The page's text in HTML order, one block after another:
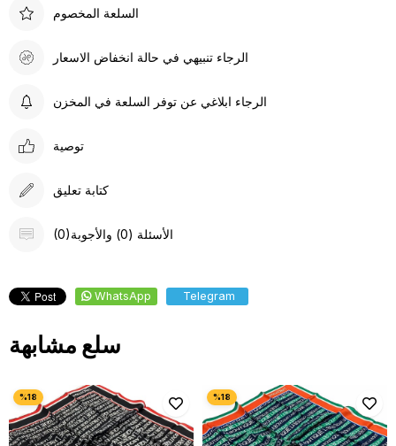
السلعة المخصوم
الرجاء تنبيهي في حالة انخفاض الاسعار
الرجاء ابلاغي عن توفر السلعة في المخزن
توصية
كتابة تعليق
(0)الأسئلة (0) والأجوبة
WhatsApp Telegram
سلع مشابهة